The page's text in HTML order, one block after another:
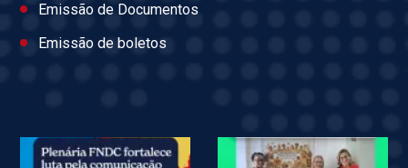
Emissão de Documentos
Emissão de boletos